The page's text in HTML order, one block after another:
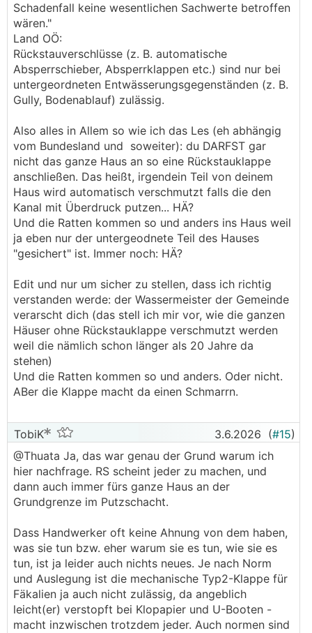
Schadenfall keine wesentlichen Sachwerte betroffen
wären."
Land OÖ:
Rückstauverschlüsse (z. B. automatische
Absperrschieber, Absperrklappen etc.) sind nur bei
untergeordneten Entwässerungsgegenständen (z. B.
Gully, Bodenablauf) zulässig.
Also alles in Allem so wie ich das Les (eh abhängig
vom Bundesland und soweiter): du DARFST gar
nicht das ganze Haus an so eine Rückstauklappe
anschließen. Das heißt, irgendein Teil von deinem
Haus wird automatisch verschmutzt falls die den
Kanal mit Überdruck putzen... HÄ?
Und die Ratten kommen so und anders ins Haus weil
ja eben nur der untergeodnete Teil des Hauses
"gesichert" ist. Immer noch: HÄ?
Edit und nur um sicher zu stellen, dass ich richtig
verstanden werde: der Wassermeister der Gemeinde
verarscht dich (das stell ich mir vor, wie die ganzen
Häuser ohne Rückstauklappe verschmutzt werden
weil die nämlich schon länger als 20 Jahre da
stehen)
Und die Ratten kommen so und anders. Oder nicht.
ABer die Klappe macht da einen Schmarrn.
TobiK 3.6.2026 (#15)
@Thuata Ja, das war genau der Grund warum ich
hier nachfrage. RS scheint jeder zu machen, und
dann auch immer fürs ganze Haus an der
Grundgrenze im Putzschacht.
Dass Handwerker oft keine Ahnung von dem haben,
was sie tun bzw. eher warum sie es tun, wie sie es
tun, ist ja leider auch nichts neues. Je nach Norm
und Auslegung ist die mechanische Typ2-Klappe für
Fäkalien ja auch nicht zulässig, da angeblich
leicht(er) verstopft bei Klopapier und U-Booten -
macht inzwischen trotzdem jeder. Auch normen sind